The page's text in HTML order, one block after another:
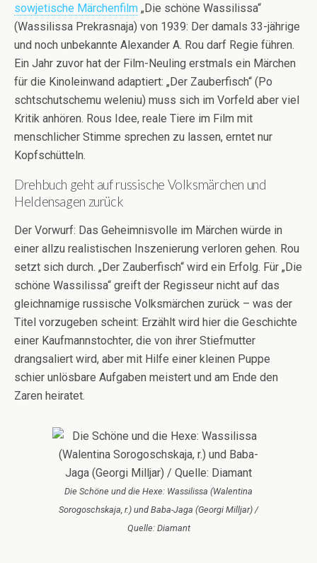
sowjetische Märchenfilm „Die schöne Wassilissa“
(Wassilissa Prekrasnaja) von 1939: Der damals 33-jährige
und noch unbekannte Alexander A. Rou darf Regie führen.
Ein Jahr zuvor hat der Film-Neuling erstmals ein Märchen
für die Kinoleinwand adaptiert: „Der Zauberfisch“ (Po
schtschutschemu weleniu) muss sich im Vorfeld aber viel
Kritik anhören. Rous Idee, reale Tiere im Film mit
menschlicher Stimme sprechen zu lassen, erntet nur
Kopfschütteln.
Drehbuch geht auf russische Volksmärchen und
Heldensagen zurück
Der Vorwurf: Das Geheimnisvolle im Märchen würde in
einer allzu realistischen Inszenierung verloren gehen. Rou
setzt sich durch. „Der Zauberfisch“ wird ein Erfolg. Für „Die
schöne Wassilissa“ greift der Regisseur nicht auf das
gleichnamige russische Volksmärchen zurück – was der
Titel vorzugeben scheint: Erzählt wird hier die Geschichte
einer Kaufmannstochter, die von ihrer Stiefmutter
drangsaliert wird, aber mit Hilfe einer kleinen Puppe
schier unlösbare Aufgaben meistert und am Ende den
Zaren heiratet.
Die Schöne und die Hexe: Wassilissa (Walentina
Sorogoschskaja, r.) und Baba-Jaga (Georgi Milljar) /
Quelle: Diamant